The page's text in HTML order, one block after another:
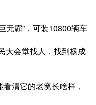
无霸”，可装10800辆车
大会堂找人，找到杨成
清它的老窝长啥样，